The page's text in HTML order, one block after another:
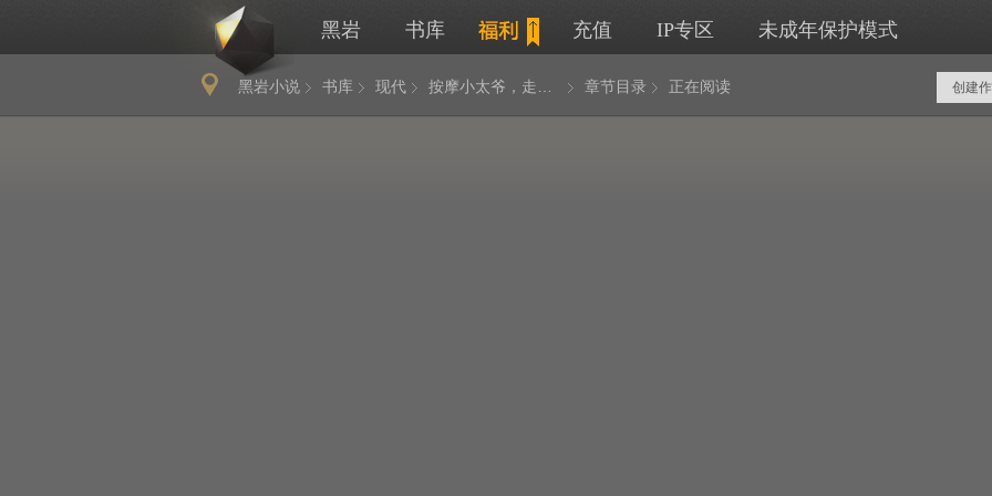
黑岩 书库 充值 IP专区 未成年保护模式
黑岩小说 书库 现代 章节目录 正在阅读 创建